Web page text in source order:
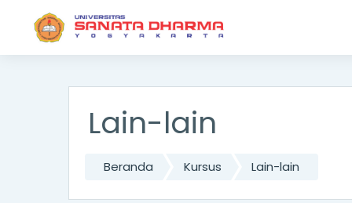
Lewati ke konten utama
Lain-lain
Beranda Kursus Lain-lain